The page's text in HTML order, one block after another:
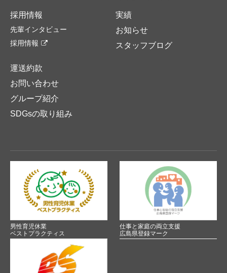
採用情報
先輩インタビュー
採用情報
実績
お知らせ
スタッフブログ
運送約款
お問い合わせ
グループ紹介
SDGsの取り組み
男性育児休業
ベストプラクティス
仕事と家庭の両立支援
広島県登録マーク